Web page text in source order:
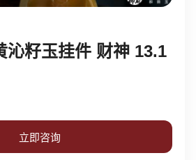
沁籽玉挂件 财神 13.1
立即咨询